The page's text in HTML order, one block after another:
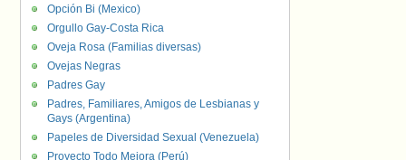
Opción Bi (Mexico)
Orgullo Gay-Costa Rica
Oveja Rosa (Familias diversas)
Ovejas Negras
Padres Gay
Padres, Familiares, Amigos de Lesbianas y
Gays (Argentina)
Papeles de Diversidad Sexual (Venezuela)
Proyecto Todo Mejora (Perú)